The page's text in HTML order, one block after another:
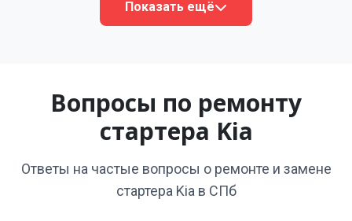
Показать ещё
Вопросы по ремонту
стартера Kia
Ответы на частые вопросы о ремонте и замене
стартера Kia в СПб